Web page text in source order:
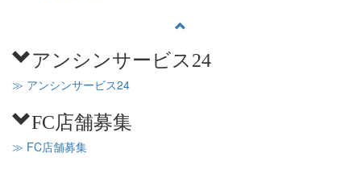
アンシンサービス24
≫ アンシンサービス24
FC店舗募集
≫ FC店舗募集